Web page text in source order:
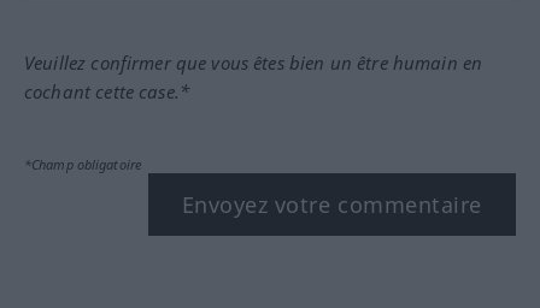
Veuillez confirmer que vous êtes bien un être humain en
cochant cette case.*
*Champ obligatoire
Envoyez votre commentaire